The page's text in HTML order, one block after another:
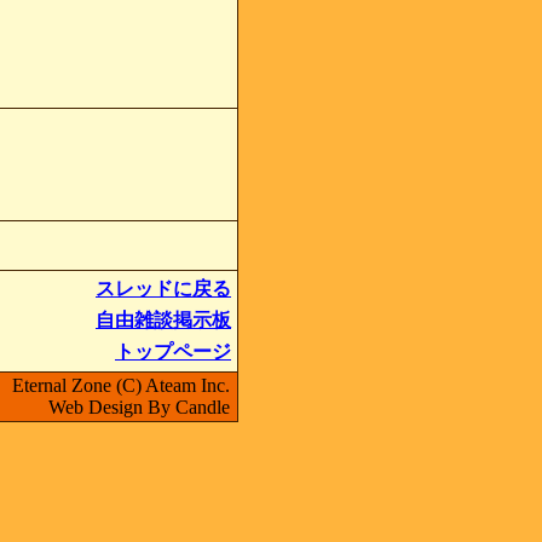
スレッドに戻る
自由雑談掲示板
トップページ
Eternal Zone (C) Ateam Inc.
Web Design By Candle